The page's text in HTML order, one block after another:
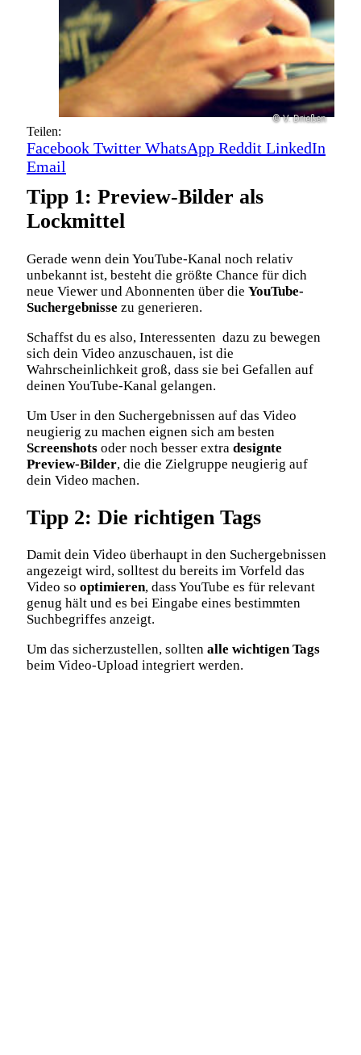
© V. Drießen
Teilen:
Facebook Twitter WhatsApp Reddit LinkedIn
Email
Tipp 1: Preview-Bilder als
Lockmittel
Gerade wenn dein YouTube-Kanal noch relativ
unbekannt ist, besteht die größte Chance für dich
neue Viewer und Abonnenten über die YouTube-
Suchergebnisse zu generieren.
Schaffst du es also, Interessenten dazu zu bewegen
sich dein Video anzuschauen, ist die
Wahrscheinlichkeit groß, dass sie bei Gefallen auf
deinen YouTube-Kanal gelangen.
Um User in den Suchergebnissen auf das Video
neugierig zu machen eignen sich am besten
Screenshots oder noch besser extra designte
Preview-Bilder, die die Zielgruppe neugierig auf
dein Video machen.
Tipp 2: Die richtigen Tags
Damit dein Video überhaupt in den Suchergebnissen
angezeigt wird, solltest du bereits im Vorfeld das
Video so optimieren, dass YouTube es für relevant
genug hält und es bei Eingabe eines bestimmten
Suchbegriffes anzeigt.
Um das sicherzustellen, sollten alle wichtigen Tags
beim Video-Upload integriert werden.